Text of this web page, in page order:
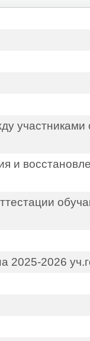
участниками
и
2025-2026